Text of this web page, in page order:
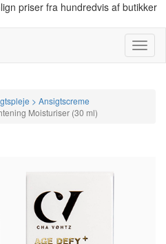
priser fra hundredvis af butikker
Menu
> Ansigtscreme
Moisturiser (30 ml)